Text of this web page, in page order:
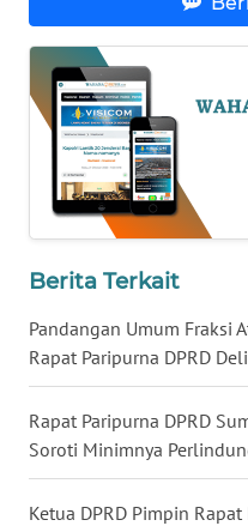
Berita Terkait
Pandangan Umum Fraksi
Rapat Paripurna DPRD
Rapat Paripurna DPRD
Soroti Minimnya
Ketua DPRD Pimpin
WN
KALTARA
WN
KALSEL
WN
SULSEL
GORONTALO
SULUT